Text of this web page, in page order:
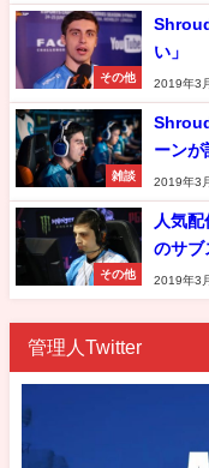
その他
い」
2019年3
雑談
ーンが
2019年3
その他
人気
のサブ
2019年3
管理人Twitter